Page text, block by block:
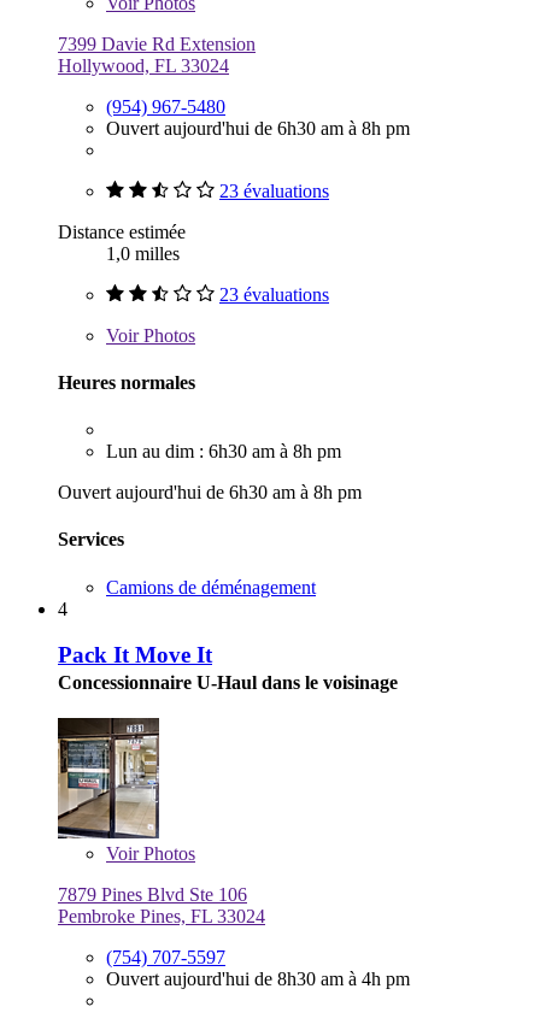
7399 Davie Rd Extension
Hollywood, FL 33024
(954) 967-5480
Ouvert aujourd'hui de 6h30 am à 8h pm
23 évaluations
Distance estimée
1,0 milles
23 évaluations
VoirPhotos
Heures normales
Lun au dim : 6h30 am à 8h pm
Ouvert aujourd'hui de 6h30 am à 8h pm
Services
Camions de déménagement
4
Pack It Move It
Concessionnaire U-Haul dans le voisinage
VoirPhotos
7879 Pines Blvd Ste 106
Pembroke Pines, FL 33024
(754) 707-5597
Ouvert aujourd'hui de 8h30 am à 4h pm